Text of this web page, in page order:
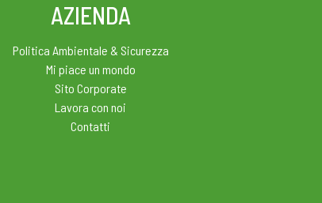
AZIENDA
Politica Ambientale & Sicurezza
Mi piace un mondo
Sito Corporate
Lavora con noi
Contatti